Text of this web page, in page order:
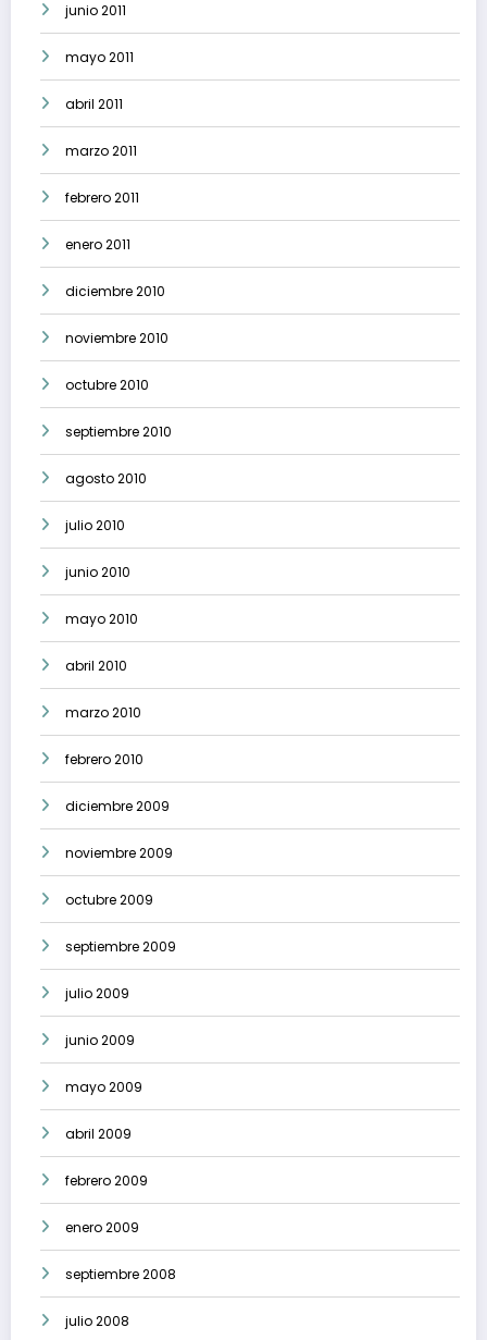
junio 2011
mayo 2011
abril 2011
marzo 2011
febrero 2011
enero 2011
diciembre 2010
noviembre 2010
octubre 2010
septiembre 2010
agosto 2010
julio 2010
junio 2010
mayo 2010
abril 2010
marzo 2010
febrero 2010
diciembre 2009
noviembre 2009
octubre 2009
septiembre 2009
julio 2009
junio 2009
mayo 2009
abril 2009
febrero 2009
enero 2009
septiembre 2008
julio 2008